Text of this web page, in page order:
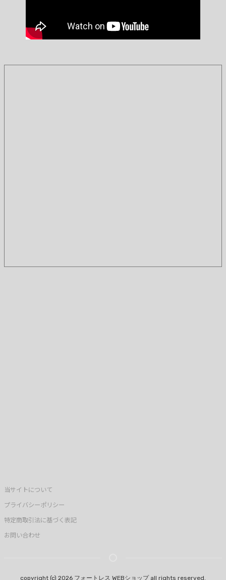
当サイトについて
プライバシーポリシー
特定商取引法に基づく表記
お問い合わせ
copyright (c) 2026 フォートレス WEBショップ all rights reserved.